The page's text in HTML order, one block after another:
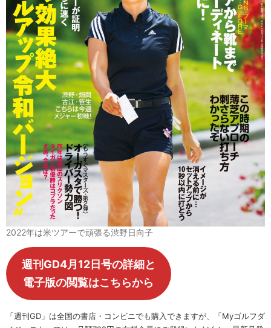
2022年は米ツアーで頑張る渋野日向子
週刊GD4月12日号の詳細と
電子版の閲覧はこちらから
「週刊GD」は全国の書店・コンビニでも購入できますが、「Myゴルフダ